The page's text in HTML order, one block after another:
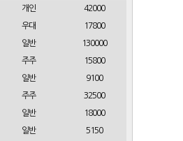
개인 42000
우대 17800
일반 130000
주주 15800
일반 9100
주주 32500
일반 18000
일반 5150